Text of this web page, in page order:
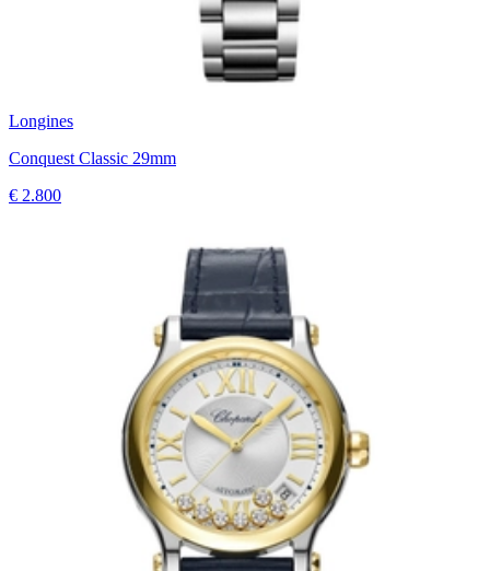
Longines
Conquest Classic 29mm
€ 2.800